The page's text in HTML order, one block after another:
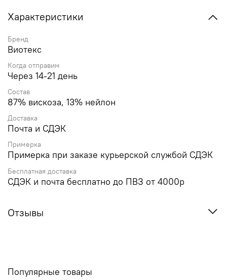
Характеристики
Бренд
Виотекс
Когда отправим
Через 14-21 день
Состав
87% вискоза, 13% нейлон
Доставка
Почта и СДЭК
Примерка
Примерка при заказе курьерской службой СДЭК
Бесплатная доставка
СДЭК и почта бесплатно до ПВЗ от 4000р
Отзывы
Популярные товары